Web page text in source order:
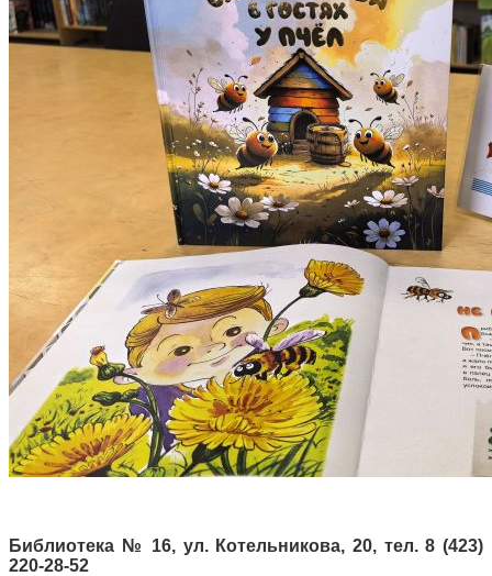
Библиотека № 16, ул. Котельникова, 20, тел. 8 (423)
220-28-52